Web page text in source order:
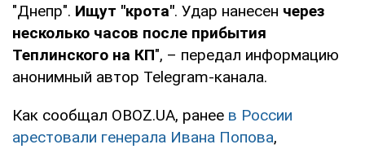
"Днепр". Ищут "крота". Удар нанесен через
несколько часов после прибытия
Теплинского на КП", – передал информацию
анонимный автор Telegram-канала.
Как сообщал OBOZ.UA, ранее в России
арестовали генерала Ивана Попова,